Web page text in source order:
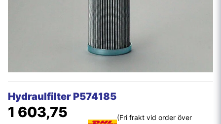
Hydraulfilter P574185
1 603,75